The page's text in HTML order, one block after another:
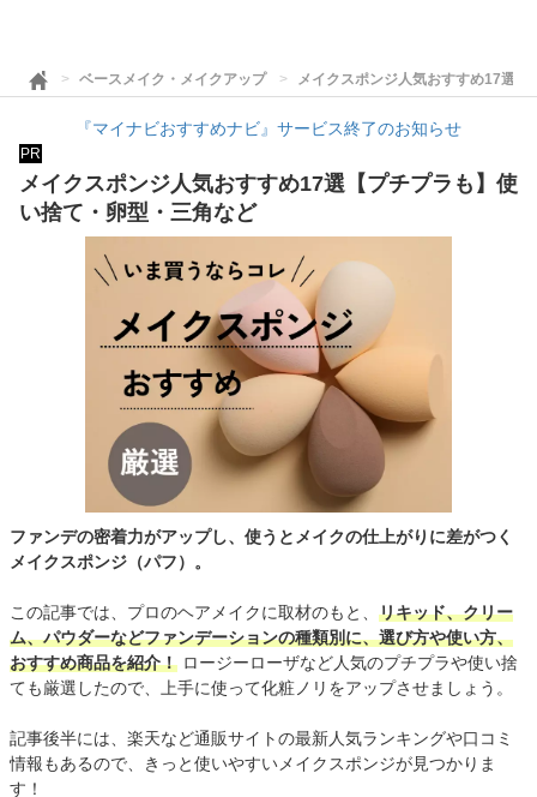
ベースメイク・メイクアップ メイクスポンジ人気おすすめ17選
『マイナビおすすめナビ』サービス終了のお知らせ
PR
メイクスポンジ人気おすすめ17選【プチプラも】使
い捨て・卵型・三角など
ファンデの密着力がアップし、使うとメイクの仕上がりに差がつく
メイクスポンジ（パフ）。
この記事では、プロのヘアメイクに取材のもと、 リキッド、クリー
ム、パウダーなどファンデーションの種類別に、選び方や使い方、
おすすめ商品を紹介！ ロージーローザなど人気のプチプラや使い捨
ても厳選したので、上手に使って化粧ノリをアップさせましょう。
記事後半には、楽天など通販サイトの最新人気ランキングや口コミ
情報もあるので、きっと使いやすいメイクスポンジが見つかりま
す！